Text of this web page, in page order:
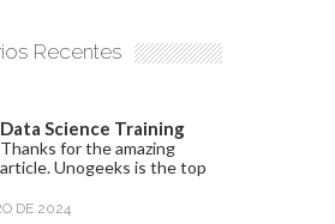
Recentes
Data Science Training
Thanks for the amazing
article. Unogeeks is the top
DE 2024